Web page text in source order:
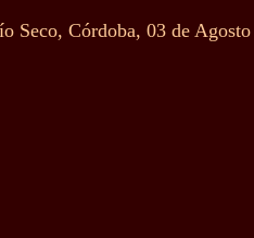
Seco, Córdoba, 03 de